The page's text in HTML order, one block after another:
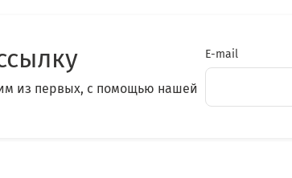
из первых, с помощью нашей
E-mail